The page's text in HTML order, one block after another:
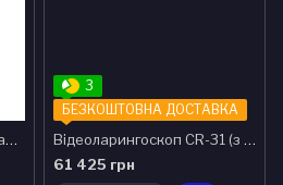
Відеоларингоскоп Postman TL-65R-II
3
БЕЗКОШТОВНА ДОСТАВКА
Відеоларингоскоп CR-31 (з клинками №2,3,4, D-Blade)
61 425 грн